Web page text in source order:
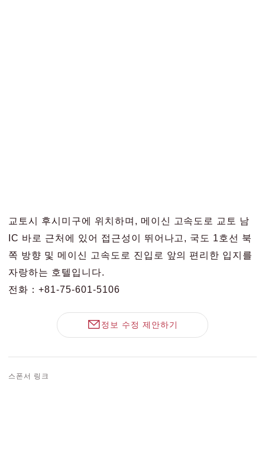
교토시 후시미구에 위치하며, 메이신 고속도로 교토 남
IC 바로 근처에 있어 접근성이 뛰어나고, 국도 1호선 북
쪽 방향 및 메이신 고속도로 진입로 앞의 편리한 입지를
자랑하는 호텔입니다.
전화：+81-75-601-5106
정보 수정 제안하기
스폰서 링크